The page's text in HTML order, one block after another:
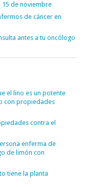
15 de noviembre
de cáncer en
antes a tu oncólogo
el lino es un potente
con propiedades
contra el
enferma de
de limón con
tiene la planta